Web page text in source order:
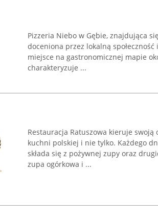
Pizzeria Niebo w Gębie, znajdująca
doceniona przez lokalną
miejsce na gastronomicznej mapie
charakteryzuje ...
Restauracja Ratuszowa kieruje
kuchni polskiej i nie tylko. Każdego
składa się z pożywnej zupy oraz
zupa ogórkowa i ...